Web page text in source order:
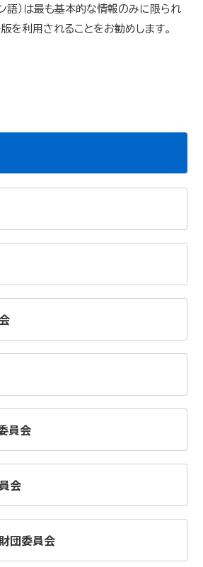
語）は最も基本的な情報のみに限られ
を利用されることをお勧めします。
員会
会
団委員会